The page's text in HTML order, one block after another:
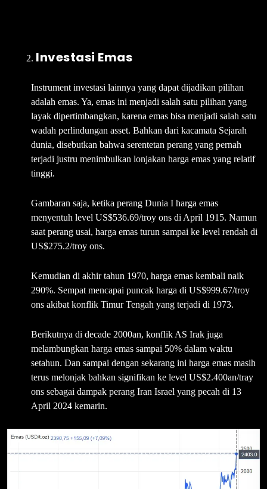
Investasi Emas
Instrument investasi lainnya yang dapat dijadikan pilihan
adalah emas. Ya, emas ini menjadi salah satu pilihan yang
layak dipertimbangkan, karena emas bisa menjadi salah satu
wadah perlindungan asset. Bahkan dari kacamata Sejarah
dunia, disebutkan bahwa serentetan perang yang pernah
terjadi justru menimbulkan lonjakan harga emas yang relatif
tinggi.
Gambaran saja, ketika perang Dunia I harga emas
menyentuh level US$536.69/troy ons di April 1915. Namun
saat perang usai, harga emas turun sampai ke level rendah di
US$275.2/troy ons.
Kemudian di akhir tahun 1970, harga emas kembali naik
290%. Sempat mencapai puncak harga di US$999.67/troy
ons akibat konflik Timur Tengah yang terjadi di 1973.
Berikutnya di decade 2000an, konflik AS Irak juga
melambungkan harga emas sampai 50% dalam waktu
setahun. Dan sampai dengan sekarang ini harga emas masih
terus melonjak bahkan signifikan ke level US$2.400an/tray
ons sebagai dampak perang Iran Israel yang pecah di 13
April 2024 kemarin.